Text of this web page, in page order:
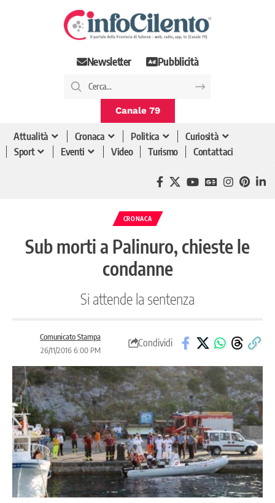
Newsletter Pubblicità
Canale 79
Attualità Cronaca Politica
Curiosità
Sport
Eventi Video Turismo Contattaci
CRONACA
Sub morti a Palinuro, chieste le
condanne
Si attende la sentenza
Comunicato Stampa
26/11/2016 6:00 PM
Condividi